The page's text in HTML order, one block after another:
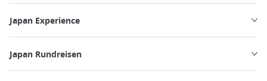
Japan Experience
Japan Rundreisen